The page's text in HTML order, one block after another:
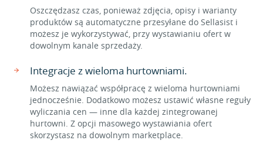
Oszczędzasz czas, ponieważ zdjęcia, opisy i warianty
produktów są automatyczne przesyłane do Sellasist i
możesz je wykorzystywać, przy wystawianiu ofert w
dowolnym kanale sprzedaży.
Integracje z wieloma hurtowniami.
Możesz nawiązać współpracę z wieloma hurtowniami
jednocześnie. Dodatkowo możesz ustawić własne reguły
wyliczania cen — inne dla każdej zintegrowanej
hurtowni. Z opcji masowego wystawiania ofert
skorzystasz na dowolnym marketplace.